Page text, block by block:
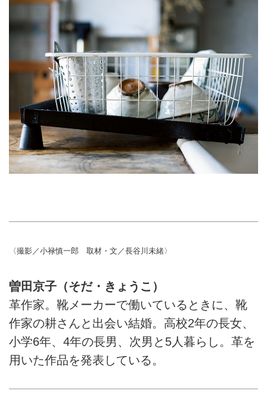
〈撮影／小禄慎一郎 取材・文／長谷川未緒〉
曽田京子（そだ・きょうこ）
革作家。靴メーカーで働いているときに、靴
作家の耕さんと出会い結婚。高校2年の長女、
小学6年、4年の長男、次男と5人暮らし。革を
用いた作品を発表している。